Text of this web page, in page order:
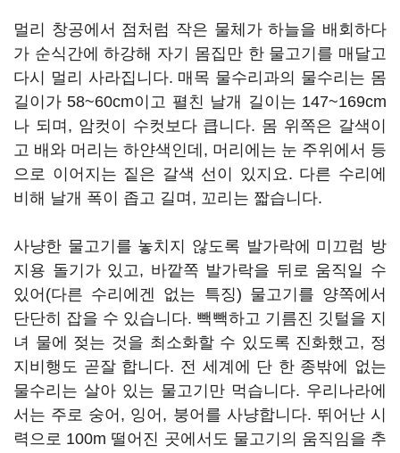
멀리 창공에서 점처럼 작은 물체가 하늘을 배회하다
가 순식간에 하강해 자기 몸집만 한 물고기를 매달고
다시 멀리 사라집니다. 매목 물수리과의 물수리는 몸
길이가 58~60cm이고 펼친 날개 길이는 147~169cm
나 되며, 암컷이 수컷보다 큽니다. 몸 위쪽은 갈색이
고 배와 머리는 하얀색인데, 머리에는 눈 주위에서 등
으로 이어지는 짙은 갈색 선이 있지요. 다른 수리에
비해 날개 폭이 좁고 길며, 꼬리는 짧습니다.
사냥한 물고기를 놓치지 않도록 발가락에 미끄럼 방
지용 돌기가 있고, 바깥쪽 발가락을 뒤로 움직일 수
있어(다른 수리에겐 없는 특징) 물고기를 양쪽에서
단단히 잡을 수 있습니다. 빽빽하고 기름진 깃털을 지
녀 물에 젖는 것을 최소화할 수 있도록 진화했고, 정
지비행도 곧잘 합니다. 전 세계에 단 한 종밖에 없는
물수리는 살아 있는 물고기만 먹습니다. 우리나라에
서는 주로 숭어, 잉어, 붕어를 사냥합니다. 뛰어난 시
력으로 100m 떨어진 곳에서도 물고기의 움직임을 추